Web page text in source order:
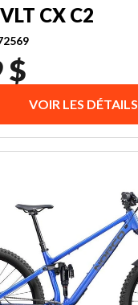
CX C2
$
VOIR LES DÉTAILS